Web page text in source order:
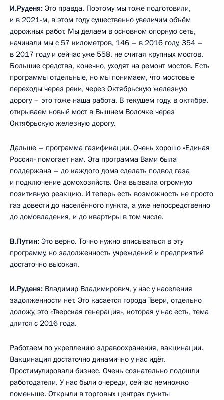
И.Руденя: Это правда. Поэтому мы тоже подготовили,
и в 2021-м, в этом году существенно увеличим объём
дорожных работ. Мы делаем в основном опорную сеть,
начинали мы с 57 километров, 146 – в 2016 году, 354 –
в 2017 году и сейчас уже 558, не считая крупных мостов.
Большие средства, конечно, уходят на ремонт мостов. Есть
программы отдельные, но мы понимаем, что мостовые
переходы через реки, через Октябрьскую железную
дорогу – это тоже наша работа. В текущем году, в октябре,
открываем новый мост в Вышнем Волочке через
Октябрьскую железную дорогу.
Дальше – программа газификации. Очень хорошо «Единая
Россия» помогает нам. Эта программа Вами была
поддержана – до каждого дома сделать подвод газа
и подключение домохозяйств. Она вызвала огромную
позитивную реакцию. И теперь есть возможность не просто
газ довести до населённого пункта, а уже непосредственно
до домовладения, и до квартиры в том числе.
В.Путин: Это верно. Точно нужно вписываться в эту
программу, но задолженность учреждений и предприятий
достаточно высокая.
И.Руденя: Владимир Владимирович, у нас у населения
задолженности нет. Это касается города Твери, отдельно
доложу, это «Тверская генерация», которая у нас есть, тема
длится с 2016 года.
Работаем по укреплению здравоохранения, вакцинации.
Вакцинация достаточно динамично у нас идёт.
Простимулировали бизнес. Очень сознательно подошли
работодатели. У нас были очереди, сейчас немножко
поменьше. Открыли в торговых центрах пункты